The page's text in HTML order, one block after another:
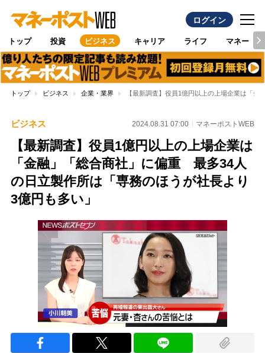
ログイン
トップ 投資 ビジネス キャリア ライフ マネー
トップ ビジネス 企業・業界 【最新調査】役員1億円以上の上場企業は「
ビジネス 2024.08.31 07:00 マネーポストWEB
【最新調査】役員1億円以上の上場企業は
「金融」「総合商社」に偏重 最多34人
の日立製作所は「専務のほうが社長より
3億円も多い」